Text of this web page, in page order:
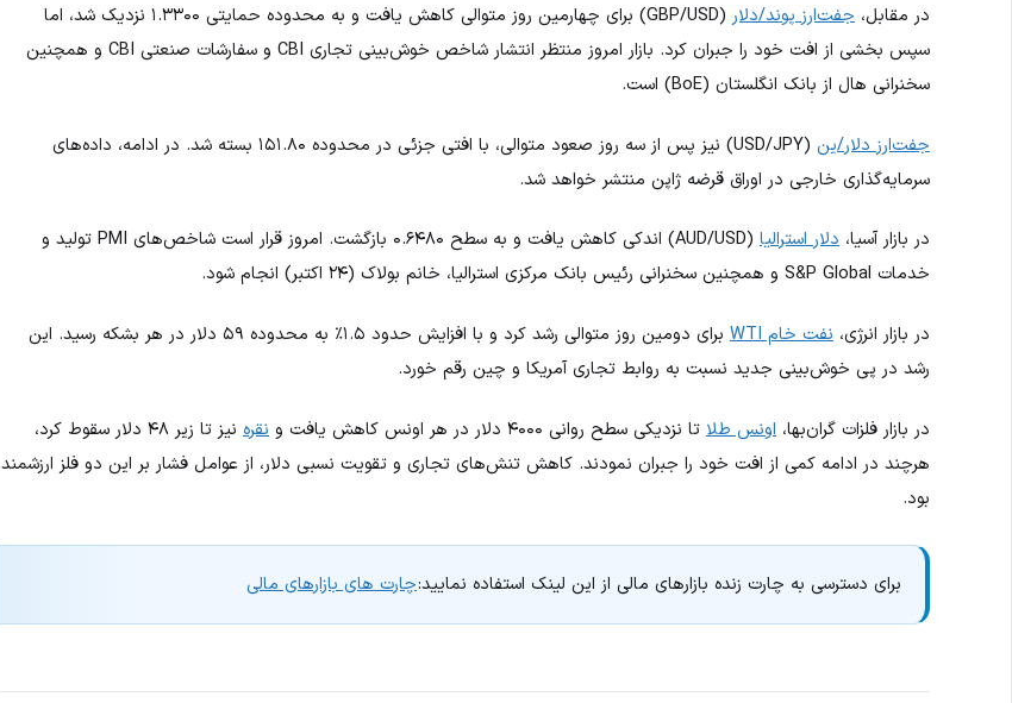
در مقابل، جفت‌ارز پوند/دلار
(GBP/USD) برای چهارمین روز متوالی کاهش یافت و به محدوده حمایتی ۱.۳۳۰۰ نزدیک شد، اما
سپس بخشی از افت خود را جبران کرد. بازار امروز منتظر انتشار شاخص خوش‌بینی تجاری CBI و سفارشات صنعتی CBI و همچنین
سخنرانی هال از بانک انگلستان (BoE) است.
جفت‌ارز دلار/ین
(USD/JPY) نیز پس از سه روز صعود متوالی، با افتی جزئی در محدوده ۱۵۱.۸۰ بسته شد. در ادامه، داده‌های
سرمایه‌گذاری خارجی در اوراق قرضه ژاپن منتشر خواهد شد.
در بازار آسیا، دلار استرالیا
(AUD/USD) اندکی کاهش یافت و به سطح ۰.۶۴۸۰ بازگشت. امروز قرار است شاخص‌های PMI تولید و
خدمات S&P Global و همچنین سخنرانی رئیس بانک مرکزی استرالیا، خانم بولاک (۲۴ اکتبر) انجام شود.
در بازار انرژی، نفت خام WTI
برای دومین روز متوالی رشد کرد و با افزایش حدود ۱.۵٪ به محدوده ۵۹ دلار در هر بشکه رسید. این
رشد در پی خوش‌بینی جدید نسبت به روابط تجاری آمریکا و چین رقم خورد.
در بازار فلزات گران‌بها، اونس طلا تا نزدیکی سطح روانی ۴۰۰۰ دلار در هر اونس کاهش یافت و نقره
نیز تا زیر ۴۸ دلار سقوط کرد،
هرچند در ادامه کمی از افت خود را جبران نمودند. کاهش تنش‌های تجاری و تقویت نسبی دلار، از عوامل فشار بر این دو فلز ارزشمند
بود.
برای دسترسی به چارت زنده بازارهای مالی از این لینک استفاده نمایید:چارت های بازارهای مالی